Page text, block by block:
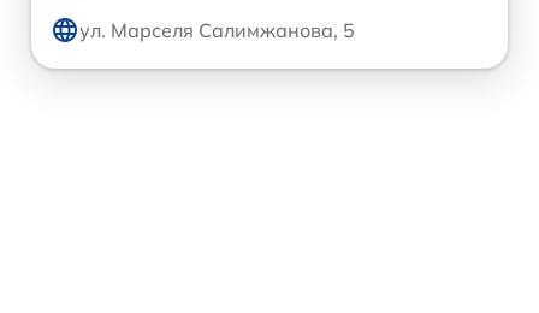
ул. Марселя Салимжанова, 5